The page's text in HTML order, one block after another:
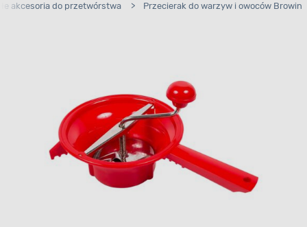
akcesoria do przetwórstwa > Przecierak do warzyw i owoców Browin